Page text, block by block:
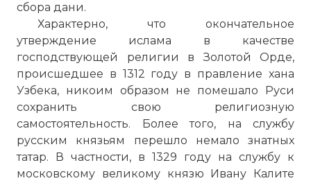
сбора дани.
Характерно, что окончательное
утверждение ислама в качестве
господствующей религии в Золотой Орде,
происшедшее в 1312 году в правление хана
Узбека, никоим образом не помешало Руси
сохранить свою религиозную
самостоятельность. Более того, на службу
русским князьям перешло немало знатных
татар. В частности, в 1329 году на службу к
московскому великому князю Ивану Калите